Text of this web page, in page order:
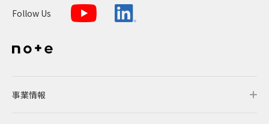
Follow Us
事業情報